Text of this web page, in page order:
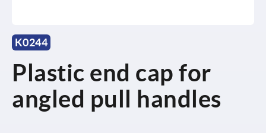
K0244
Plastic end cap for
angled pull handles